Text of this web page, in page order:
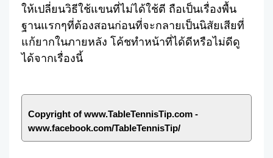
ให้เปลี่ยนวิธีใช้แขนที่ไม่ได้ใช้ตี ถือเป็นเรื่องพื้น
ฐานแรกๆที่ต้องสอนก่อนที่จะกลายเป็นนิสัยเสียที่
แก้ยากในภายหลัง โค้ชทำหน้าที่ได้ดีหรือไม่ดีดู
ได้จากเรื่องนี้
Copyright of www.TableTennisTip.com -
www.facebook.com/TableTennisTip/